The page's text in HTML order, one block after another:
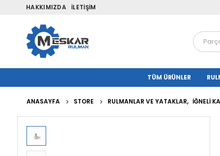
HAKKIMIZDA İLETIŞIM
TÜM ÜRÜNLER
ANASAYFA STORE RULMANLAR VE YATAKLAR, İĞNELI